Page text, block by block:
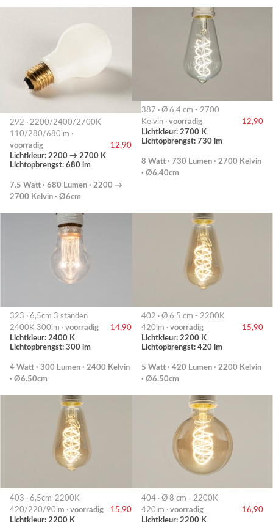
292 · 2200/2400/2700K
110/280/680lm ·
voorradig
12,90
Lichtkleur: 2200 → 2700 K
Lichtopbrengst: 680 lm
7.5 Watt · 680 Lumen · 2200 →
2700 Kelvin · Ø6cm
387 · Ø 6,4 cm - 2700
Kelvin · voorradig
12,90
Lichtkleur: 2700 K
Lichtopbrengst: 730 lm
8 Watt · 730 Lumen · 2700 Kelvin
· Ø6.40cm
323 · 6,5cm 3 standen
2400K 300lm · voorradig
14,90
Lichtkleur: 2400 K
Lichtopbrengst: 300 lm
4 Watt · 300 Lumen · 2400 Kelvin
· Ø6.50cm
402 · Ø 6,5 cm - 2200K
420lm · voorradig
15,90
Lichtkleur: 2200 K
Lichtopbrengst: 420 lm
5 Watt · 420 Lumen · 2200 Kelvin
· Ø6.50cm
403 · 6,5cm-2200K
420/220/90lm · voorradig
15,90
Lichtkleur: 2200 K
404 · Ø 8 cm - 2200K
420lm · voorradig
16,90
Lichtkleur: 2200 K